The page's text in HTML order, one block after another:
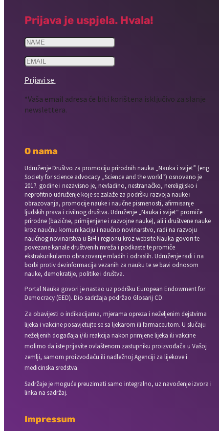
Prijava je uspjela. Hvala!
Prijavi se
*Vaša email adresa će biti korištena isključivo za slanje
newslettera.
O nama
Udruženje Društvo za promociju prirodnih nauka „Nauka i svijet” (eng.
Society for science advocacy „Science and the world“) osnovano je
2017. godine i nezavisno je, nevladino, nestranačko, nereligijsko i
neprofitno udruženje koje se zalaže za podršku razvoja nauke i
obrazovanja, promocije nauke i naučne pismenosti, afirmisanje
ljudskih prava i civilnog društva. Udruženje „Nauka i svijet“ promiče
prirodne (bazične, primijenjene i razvojne nauke), ali i društvene nauke
kroz naučnu komunikaciju i naučno novinarstvo, radi na razvoju
naučnog novinarstva u BiH i regionu kroz website Nauka govori te
povezane kanale društvenih mreža i podkaste te promiče
ekstrakurikularno obrazovanje mladih i odraslih. Udruženje radi i na
borbi protiv dezinformacija vezanih za nauku te se bavi odnosom
nauke, demokratije, politike i društva.
Portal Nauka govori je nastao uz podršku European Endowment for
Democracy (EED). Dio sadržaja podržao Glosarij CD.
Za obavijesti o indikacijama, mjerama opreza i neželjenim dejstvima
lijeka i vakcine posavjetujte se sa ljekarom ili farmaceutom. U slučaju
neželjenih događaja i/ili reakcija nakon primjene lijeka ili vakcine
molimo da iste prijavite ovlaštenom zastupniku proizvođača u Vašoj
zemlji, samom proizvođaču ili nadležnoj Agenciji za lijekove i
medicinska sredstva.
Sadržaje je moguće preuzimati samo integralno, uz navođenje izvora i
linka na sadržaj.
Impressum